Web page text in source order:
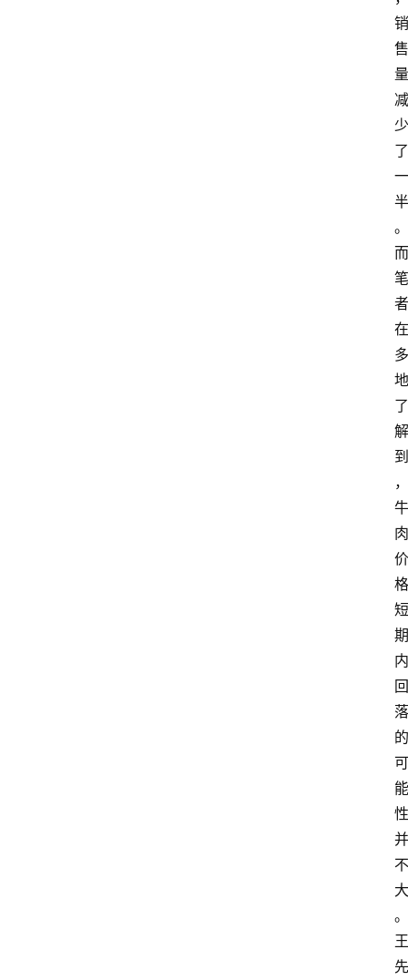
销
售
量
减
少
了
一
半
。
而
笔
者
在
多
地
了
解
到
，
牛
肉
价
格
短
期
内
回
落
的
可
能
性
并
不
大
。
王
先